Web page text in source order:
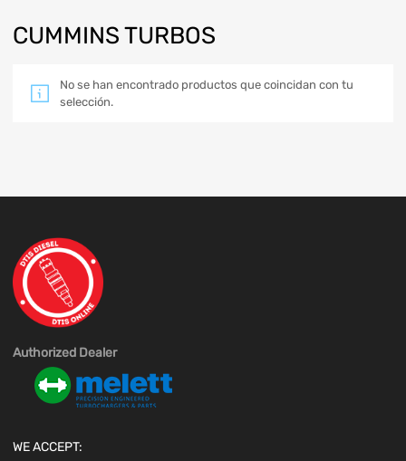
CUMMINS TURBOS
No se han encontrado productos que coincidan con tu
selección.
Authorized Dealer
WE ACCEPT: